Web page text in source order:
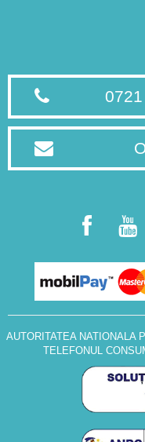
AUTORITATEA NATIONALA
TELEFONUL